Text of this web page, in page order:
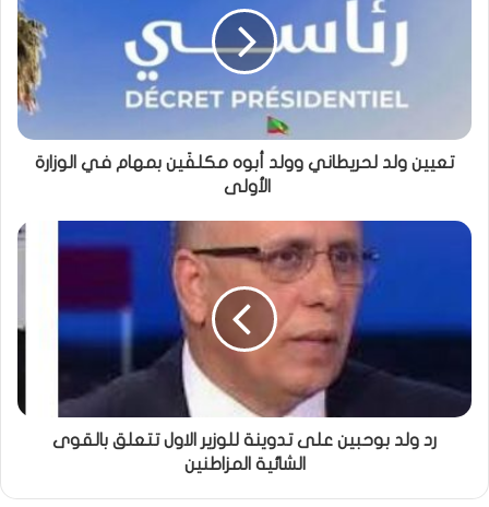
تعيين ولد لحريطاني وولد أبوه مكلفَين بمهام في الوزارة
الأولى
رد ولد بوحبين على تدوينة للوزير الاول تتعلق بالقوى
الشائية المزاطنين